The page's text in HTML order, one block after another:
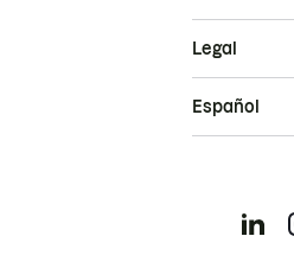
Legal
Español